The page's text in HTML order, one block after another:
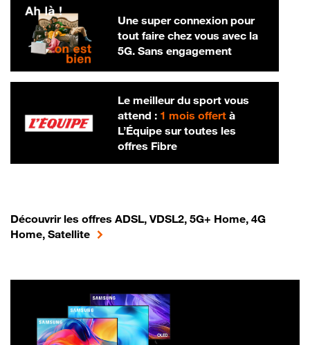
Une super connexion pour
tout faire chez vous avec la
5G. Sans engagement
Le meilleur du sport vous
attend : 1 mois offertà
L’Équipe sur toutes les
offres Fibre
Découvrir les offres ADSL, VDSL2, 5G+ Home, 4G
Home, Satellite